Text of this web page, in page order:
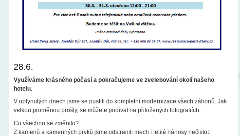
28.6.
Využíváme krásného počasí a pokračujeme ve zvelebování okolí našeho
hotelu.
V uplynulých dnech jsme se pustili do kompletní modernizace všech záhonů. Jak
velkou proměnou prošly, se můžete podívat na přiložených fotografiích.
Co všechno se změnilo?
Z kamenů a kamenných prvků jsme odstranili mech i letité nánosy nečistot.